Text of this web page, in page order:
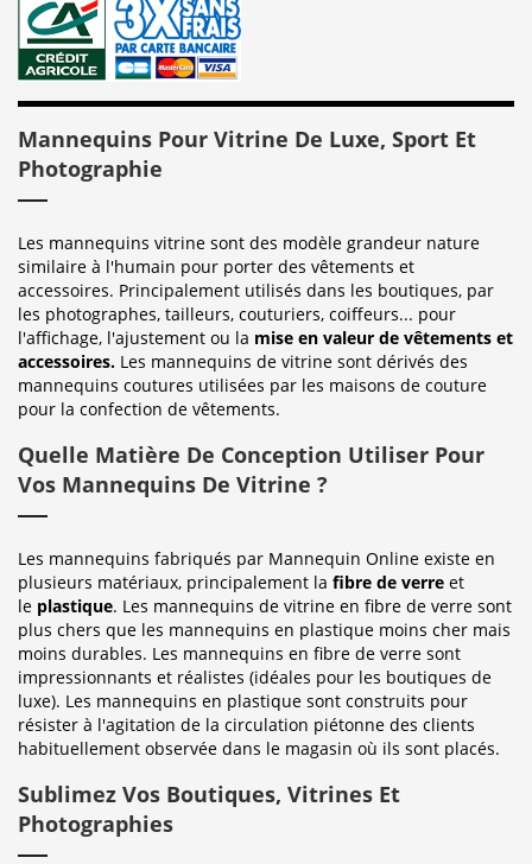
Mannequins Pour Vitrine De Luxe, Sport Et
Photographie
Les mannequins vitrine sont des modèle grandeur nature
similaire à l'humain pour porter des vêtements et
accessoires. Principalement utilisés dans les boutiques, par
les photographes, tailleurs, couturiers, coiffeurs... pour
l'affichage, l'ajustement ou la mise en valeur de vêtements et
accessoires. Les mannequins de vitrine sont dérivés des
mannequins coutures utilisées par les maisons de couture
pour la confection de vêtements.
Quelle Matière De Conception Utiliser Pour
Vos Mannequins De Vitrine ?
Les mannequins fabriqués par Mannequin Online existe en
plusieurs matériaux, principalement la fibre de verre et
le plastique. Les mannequins de vitrine en fibre de verre sont
plus chers que les mannequins en plastique moins cher mais
moins durables. Les mannequins en fibre de verre sont
impressionnants et réalistes (idéales pour les boutiques de
luxe). Les mannequins en plastique sont construits pour
résister à l'agitation de la circulation piétonne des clients
habituellement observée dans le magasin où ils sont placés.
Sublimez Vos Boutiques, Vitrines Et
Photographies